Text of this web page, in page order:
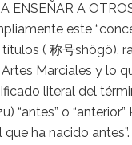
ENSEÑAR A
este
( 称号shôgô),
Marciales y lo
literal del
“antes” o “anterior”
que ha nacido